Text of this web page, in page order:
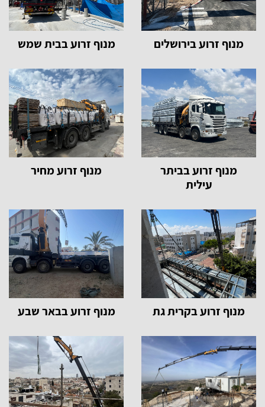
מנוף זרוע בירושלים מנוף זרוע בבית שמש
מנוף זרוע בביתר
עילית
מנוף זרוע מחיר
מנוף זרוע בקרית גת מנוף זרוע בבאר שבע